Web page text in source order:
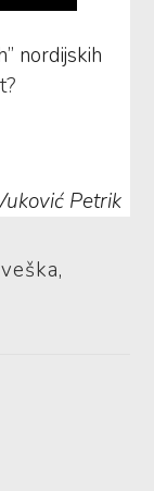
nordijskih
Petrik
,